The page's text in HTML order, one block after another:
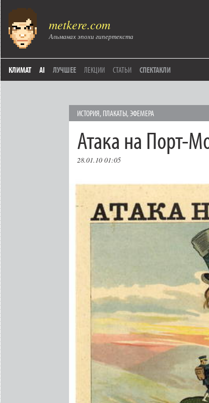
metkere.com
Альманах эпохи гипертекста
КЛИМАТ AI ЛУЧШЕЕ ЛЕКЦИИ СТАТЬИ СПЕКТАКЛИ
ИСТОРИЯ, ПЛАКАТЫ,ЭФЕМЕРА
Атака на Порт-
28.01.10 01:05